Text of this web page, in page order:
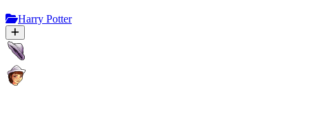
Harry Potter